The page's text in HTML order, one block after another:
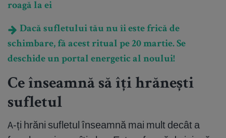
roagă la ei
Dacă sufletului tău nu îi este frică de
schimbare, fă acest ritual pe 20 martie. Se
deschide un portal energetic al noului!
Ce înseamnă să îți hrănești
sufletul
A-ți hrăni sufletul înseamnă mai mult decât a